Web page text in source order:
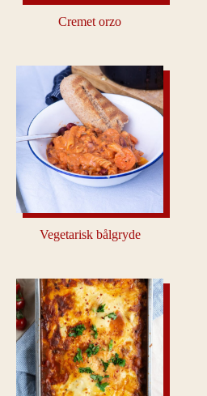
Cremet orzo
Vegetarisk bålgryde